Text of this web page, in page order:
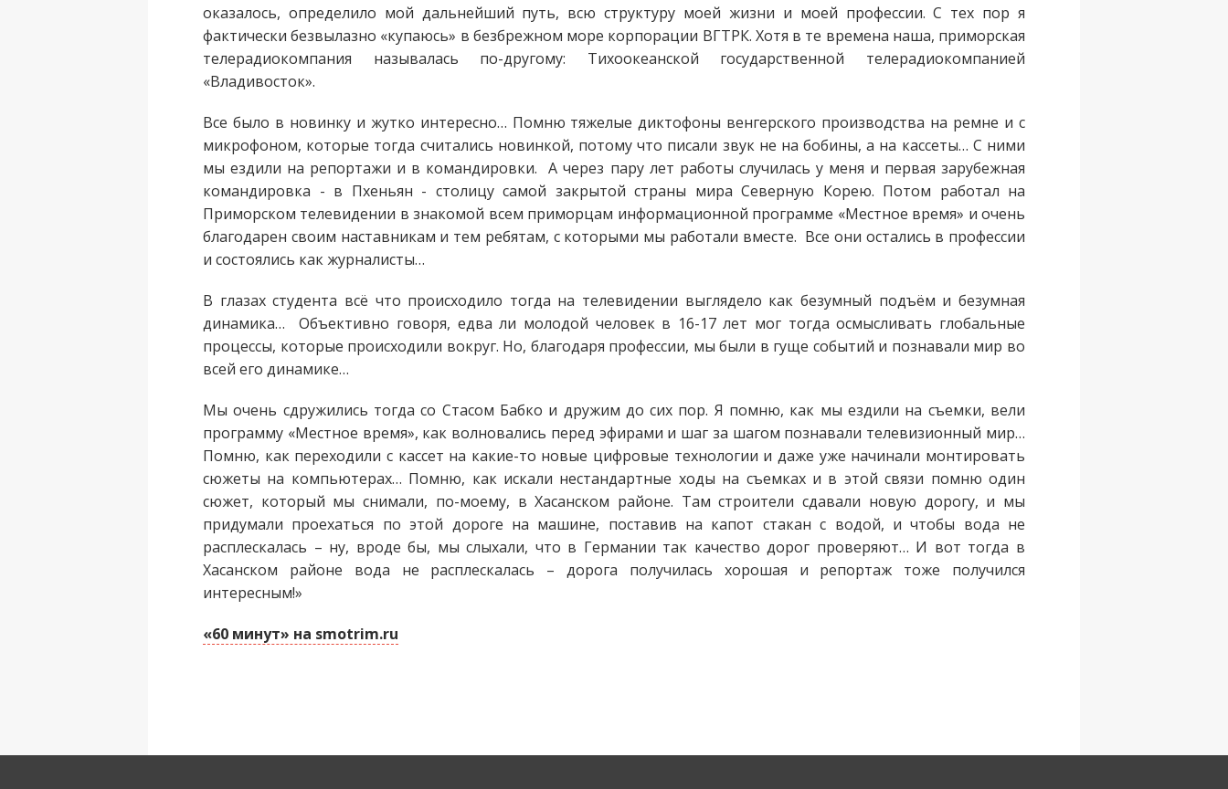
оказалось, определило мой дальнейший путь, всю структуру моей жизни и моей профессии. С тех пор я
фактически безвылазно «купаюсь» в безбрежном море корпорации ВГТРК. Хотя в те времена наша, приморская
телерадиокомпания называлась по-другому: Тихоокеанской государственной телерадиокомпанией
«Владивосток».
Все было в новинку и жутко интересно… Помню тяжелые диктофоны венгерского производства на ремне и с
микрофоном, которые тогда считались новинкой, потому что писали звук не на бобины, а на кассеты… С ними
мы ездили на репортажи и в командировки. А через пару лет работы случилась у меня и первая зарубежная
командировка - в Пхеньян - столицу самой закрытой страны мира Северную Корею. Потом работал на
Приморском телевидении в знакомой всем приморцам информационной программе «Местное время» и очень
благодарен своим наставникам и тем ребятам, с которыми мы работали вместе. Все они остались в профессии
и состоялись как журналисты…
В глазах студента всё что происходило тогда на телевидении выглядело как безумный подъём и безумная
динамика… Объективно говоря, едва ли молодой человек в 16-17 лет мог тогда осмысливать глобальные
процессы, которые происходили вокруг. Но, благодаря профессии, мы были в гуще событий и познавали мир во
всей его динамике…
Мы очень сдружились тогда со Стасом Бабко и дружим до сих пор. Я помню, как мы ездили на съемки, вели
программу «Местное время», как волновались перед эфирами и шаг за шагом познавали телевизионный мир…
Помню, как переходили с кассет на какие-то новые цифровые технологии и даже уже начинали монтировать
сюжеты на компьютерах… Помню, как искали нестандартные ходы на съемках и в этой связи помню один
сюжет, который мы снимали, по-моему, в Хасанском районе. Там строители сдавали новую дорогу, и мы
придумали проехаться по этой дороге на машине, поставив на капот стакан с водой, и чтобы вода не
расплескалась – ну, вроде бы, мы слыхали, что в Германии так качество дорог проверяют… И вот тогда в
Хасанском районе вода не расплескалась – дорога получилась хорошая и репортаж тоже получился
интересным!»
«60 минут» на smotrim.ru